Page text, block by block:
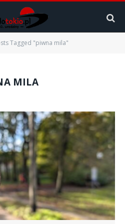
Tagged "piwna mila"
MILA